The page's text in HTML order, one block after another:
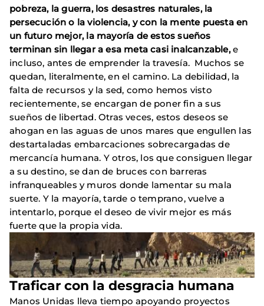
pobreza, la guerra, los desastres naturales, la
persecución o la violencia, y con la mente puesta en
un futuro mejor, la mayoría de estos sueños
terminan sin llegar a esa meta casi inalcanzable,e
incluso, antes de emprender la travesía. Muchos se
quedan, literalmente, en el camino. La debilidad, la
falta de recursos y la sed, como hemos visto
recientemente, se encargan de poner fin a sus
sueños de libertad. Otras veces, estos deseos se
ahogan en las aguas de unos mares que engullen las
destartaladas embarcaciones sobrecargadas de
mercancía humana. Y otros, los que consiguen llegar
a su destino, se dan de bruces con barreras
infranqueables y muros donde lamentar su mala
suerte. Y la mayoría, tarde o temprano, vuelve a
intentarlo, porque el deseo de vivir mejor es más
fuerte que la propia vida.
Traficar con la desgracia humana
Manos Unidas lleva tiempo apoyando proyectos